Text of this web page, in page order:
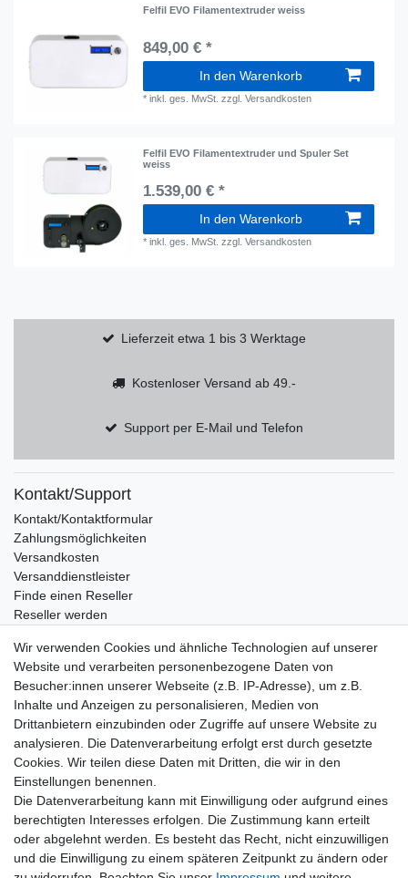
Felfil EVO Filamentextruder weiss
849,00 € *
In den Warenkorb
*inkl. ges. MwSt. zzgl.Versandkosten
Felfil EVO Filamentextruder und Spuler Set
weiss
1.539,00 € *
In den Warenkorb
*inkl. ges. MwSt. zzgl.Versandkosten
Lieferzeit etwa 1 bis 3 Werktage
Kostenloser Versand ab 49.-
Support per E-Mail und Telefon
Kontakt/Support
Kontakt/Kontaktformular
Zahlungsmöglichkeiten
Versandkosten
Versanddienstleister
Finde einen Reseller
Reseller werden
Wissenswertes
Marken und Hersteller
E-MAIL **
Newsletter
Honig
Hiermit bestätige ich, dass ich dieDaten­schutz­erklärunggelesen habe. Meine
Einwilligung kann ich jederzeit widerrufen.**
Abonnieren
** Hierbei handelt es sich um ein Pflichtfeld.
Wir verwenden Cookies und ähnliche Technologien auf unserer
Website und verarbeiten personenbezogene Daten von
Besucher:innen unserer Webseite (z.B. IP-Adresse), um z.B.
Inhalte und Anzeigen zu personalisieren, Medien von
Drittanbietern einzubinden oder Zugriffe auf unsere Website zu
analysieren. Die Datenverarbeitung erfolgt erst durch gesetzte
Cookies. Wir teilen diese Daten mit Dritten, die wir in den
Einstellungen benennen.
Die Datenverarbeitung kann mit Einwilligung oder aufgrund eines
berechtigten Interesses erfolgen. Die Zustimmung kann erteilt
oder abgelehnt werden. Es besteht das Recht, nicht einzuwilligen
und die Einwilligung zu einem späteren Zeitpunkt zu ändern oder